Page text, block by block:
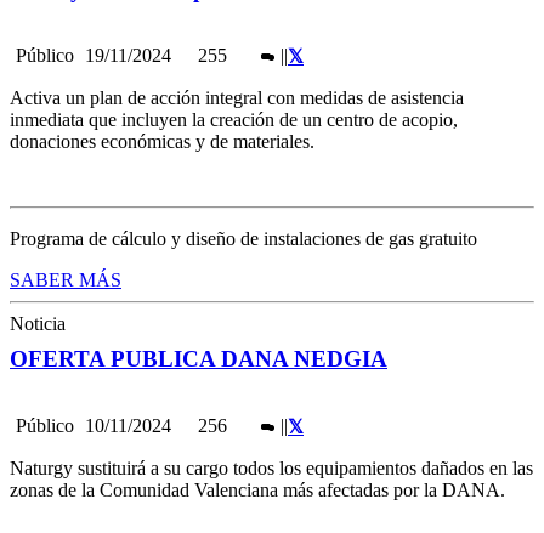
Público 19/11/2024 255
Activa un plan de acción integral con medidas de asistencia
inmediata que incluyen la creación de un centro de acopio,
donaciones económicas y de materiales.
Programa de cálculo y diseño de instalaciones de gas gratuito
SABER MÁS
Noticia
OFERTA PUBLICA DANA NEDGIA
Público 10/11/2024 256 ||
Naturgy sustituirá a su cargo todos los equipamientos dañados en las
zonas de la Comunidad Valenciana más afectadas por la DANA.